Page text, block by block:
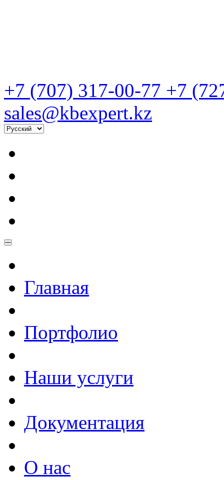
+7 (707) 317-00-77 +7
sales@kbexpert.kz
Главная
Портфолио
Наши услуги
Документация
О нас